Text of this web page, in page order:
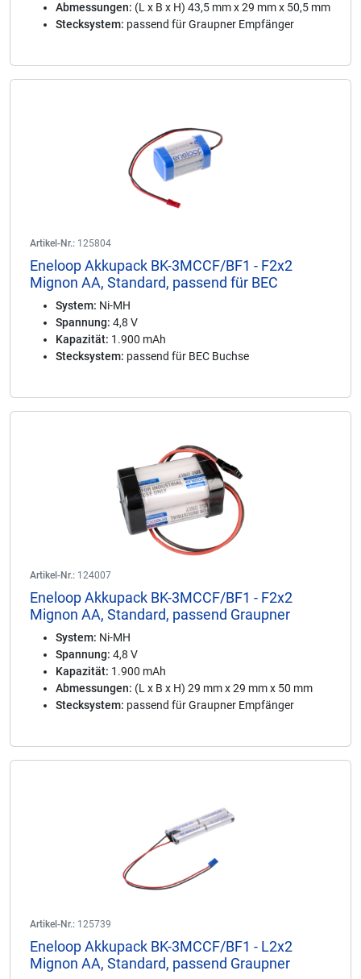
Abmessungen: (L x B x H) 43,5 mm x 29 mm x 50,5 mm
Stecksystem: passend für Graupner Empfänger
Artikel-Nr.: 125804
Eneloop Akkupack BK-3MCCF/BF1 - F2x2
Mignon AA, Standard, passend für BEC
System: Ni-MH
Spannung: 4,8 V
Kapazität: 1.900 mAh
Stecksystem: passend für BEC Buchse
Artikel-Nr.: 124007
Eneloop Akkupack BK-3MCCF/BF1 - F2x2
Mignon AA, Standard, passend Graupner
System: Ni-MH
Spannung: 4,8 V
Kapazität: 1.900 mAh
Abmessungen: (L x B x H) 29 mm x 29 mm x 50 mm
Stecksystem: passend für Graupner Empfänger
Artikel-Nr.: 125739
Eneloop Akkupack BK-3MCCF/BF1 - L2x2
Mignon AA, Standard, passend Graupner